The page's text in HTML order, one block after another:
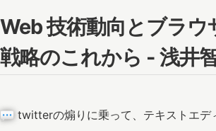
Web 技術動向とブラウ
戦略のこれから - 浅井
twitterの煽りに乗って、テキストエデ